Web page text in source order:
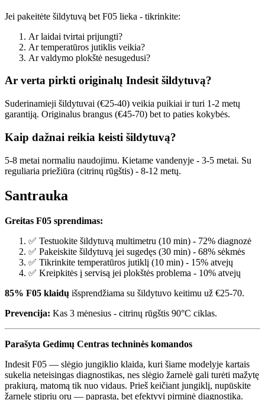
Jei pakeitėte šildytuvą bet F05 lieka - tikrinkite:
Ar laidai tvirtai prijungti?
Ar temperatūros jutiklis veikia?
Ar valdymo plokštė nesugedusi?
Ar verta pirkti originalų Indesit šildytuvą?
Suderinamieji šildytuvai (€25-40) veikia puikiai ir turi 1-2 metų
garantiją. Originalus brangus (€45-70) bet to paties kokybės.
Kaip dažnai reikia keisti šildytuvą?
5-8 metai normaliu naudojimu. Kietame vandenyje - 3-5 metai. Su
reguliaria priežiūra (citrinų rūgštis) - 8-12 metų.
Santrauka
Greitas F05 sprendimas:
✅ Testuokite šildytuvą multimetru (10 min) - 72% diagnozė
✅ Pakeiskite šildytuvą jei sugedęs (30 min) - 68% sėkmės
✅ Tikrinkite temperatūros jutiklį (10 min) - 15% atvejų
✅ Kreipkitės į servisą jei plokštės problema - 10% atvejų
85% F05 klaidų išsprendžiama su šildytuvo keitimu už €25-70.
Prevencija: Kas 3 mėnesius - citrinų rūgštis 90°C ciklas.
Parašyta Gedimų Centras techninės komandos
Indesit F05 — slėgio jungiklio klaida, kuri šiame modelyje kartais
sukelia neteisingas diagnostikas, nes slėgio žarnelė gali turėti mažytę
prakiurą, matomą tik nuo vidaus. Prieš keičiant jungiklį, nupūskite
žarnelę stipriu oru — paprasta, bet efektyvi pirminė diagnostika.